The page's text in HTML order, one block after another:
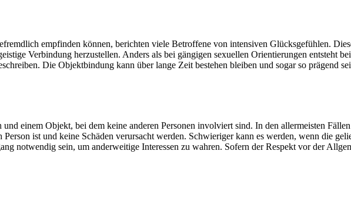
empfinden können, berichten viele Betroffene von intensiven Glücksgefühlen.
Verbindung herzustellen. Anders als bei gängigen sexuellen Orientierungen entsteht
Die Objektbindung kann über lange Zeit bestehen bleiben und sogar so prägend
einem Objekt, bei dem keine anderen Personen involviert sind. In den allermeisten
ist und keine Schäden verursacht werden. Schwieriger kann es werden, wenn die
notwendig sein, um anderweitige Interessen zu wahren. Sofern der Respekt vor der